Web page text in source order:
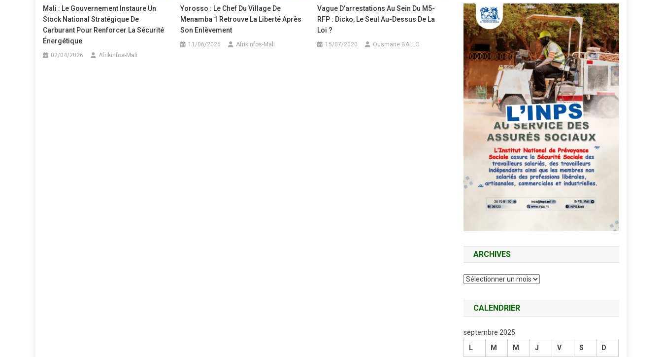
Mali : Le Gouvernement Instaure Un
Stock National Stratégique De
Carburant Pour Renforcer La Sécurité
Énergétique
02/04/2026 Afrikinfos-Mali
Yorosso : Le Chef Du Village De
Menamba 1 Retrouve La Liberté Après
Son Enlèvement
11/06/2026 Afrikinfos-Mali
Vague D’arrestations Au Sein Du M5-
RFP : Dicko, Le Seul Au-Dessus De La
Loi ?
15/07/2020 Ousmane BALLO
ARCHIVES
Archives
CALENDRIER
septembre 2025
L
M M J V S D